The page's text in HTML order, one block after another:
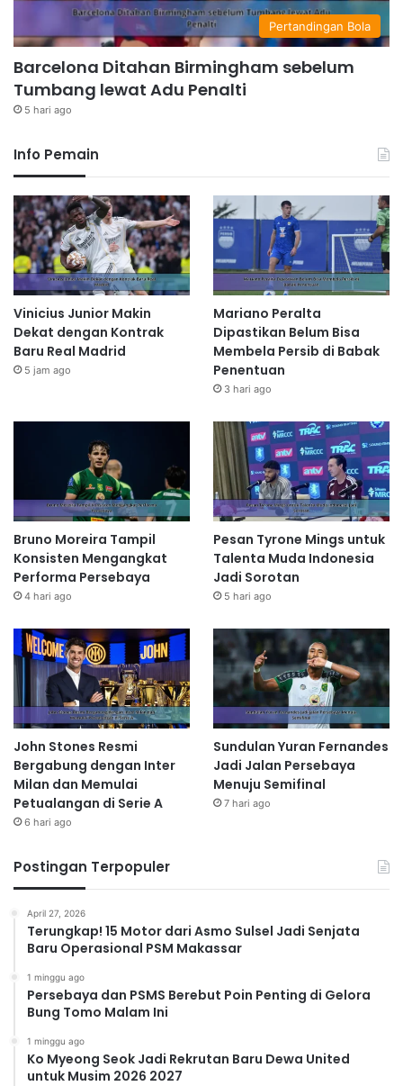
Pertandingan Bola
Barcelona Ditahan Birmingham sebelum
Tumbang lewat Adu Penalti
5 hari ago
Info Pemain
Vinicius Junior Makin
Dekat dengan Kontrak
Baru Real Madrid
5 jam ago
Mariano Peralta
Dipastikan Belum Bisa
Membela Persib di Babak
Penentuan
3 hari ago
Bruno Moreira Tampil
Konsisten Mengangkat
Performa Persebaya
4 hari ago
Pesan Tyrone Mings untuk
Talenta Muda Indonesia
Jadi Sorotan
5 hari ago
John Stones Resmi
Bergabung dengan Inter
Milan dan Memulai
Petualangan di Serie A
6 hari ago
Sundulan Yuran Fernandes
Jadi Jalan Persebaya
Menuju Semifinal
7 hari ago
Postingan Terpopuler
April 27, 2026
Terungkap! 15 Motor dari Asmo Sulsel Jadi Senjata
Baru Operasional PSM Makassar
1 minggu ago
Persebaya dan PSMS Berebut Poin Penting di Gelora
Bung Tomo Malam Ini
1 minggu ago
Ko Myeong Seok Jadi Rekrutan Baru Dewa United
untuk Musim 2026 2027